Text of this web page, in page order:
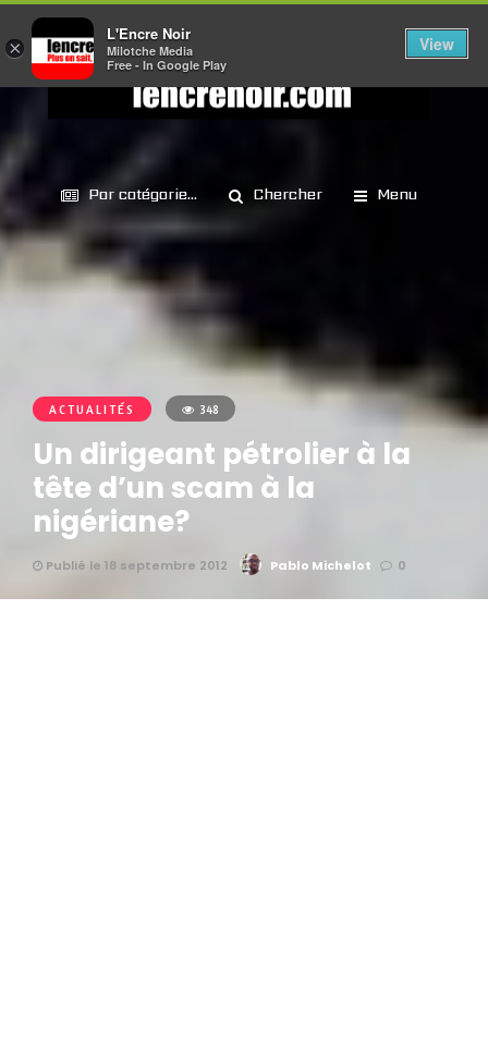
Par catégorie... Chercher Menu
ACTUALITÉS 348
Un dirigeant pétrolier à la
tête d’un scam à la
nigériane?
Publié le 18 septembre 2012 Pablo Michelot 0
×
L'Encre Noir
Milotche Media
Free - In Google Play
View